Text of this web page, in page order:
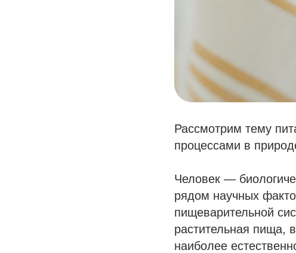
Рассмотрим тему
процессами в
Человек —
рядом научных
пищеварительной
растительная пища,
наиболее